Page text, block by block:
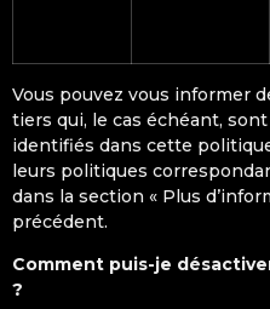
Vous pouvez vous informer
tiers qui, le cas échéant,
identifiés dans cette
leurs politiques
dans la section « Plus
précédent.
Comment puis-je
?